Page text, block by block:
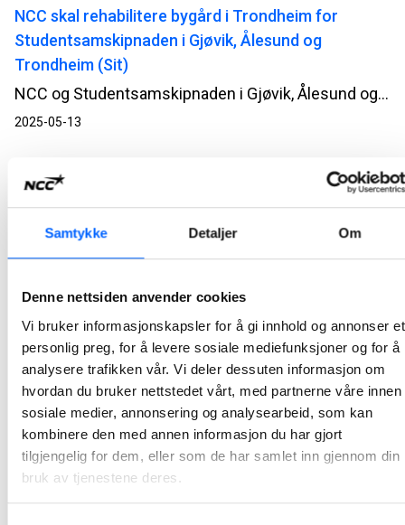
Samtykke Detaljer Om
Denne nettsiden anvender cookies
Vi bruker informasjonskapsler for å gi innhold og annonser et
personlig preg, for å levere sosiale mediefunksjoner og for å
analysere trafikken vår. Vi deler dessuten informasjon om
hvordan du bruker nettstedet vårt, med partnerne våre innen
sosiale medier, annonsering og analysearbeid, som kan
kombinere den med annen informasjon du har gjort
tilgjengelig for dem, eller som de har samlet inn gjennom din
bruk av tjenestene deres.
NCC skal rehabilitere bygård i Trondheim for
Studentsamskipnaden i Gjøvik, Ålesund og
Trondheim (Sit)
NCC og Studentsamskipnaden i Gjøvik, Ålesund og Trondheim (Sit) har inngått kontrakt for rehabilitering av studentboliger på i Elgeseter gate 23B i Trondheim.
2025-05-13
Åpen dag i NCC Hedrum pukkverk ble en
braksuksess
2025-05-12
Nettverkssamling for unge og nyutdannede i NCC
Denne uken har NCC arrangert en nettverkssamling for unge, nyutdannede funksjonærer. Å være med i ung@ncc gir deltakerne en unik mulighet til å kickstarte karrieren med et bredt kontaktnettverk i hele NCC.
2025-05-09
Danske ingeniører lærer av NCC og Oslos erfaring
med elektriske byggeplasser
Den danske entreprenørorganisasjonen, DI Byggeri, besøkte nylig Stovner bad for å lære mer om elektrifisering av byggeprosjekter. Oslo kommunes krav om fossilfri byggeplass har vekket interesse utenfor Norges landegrenser.